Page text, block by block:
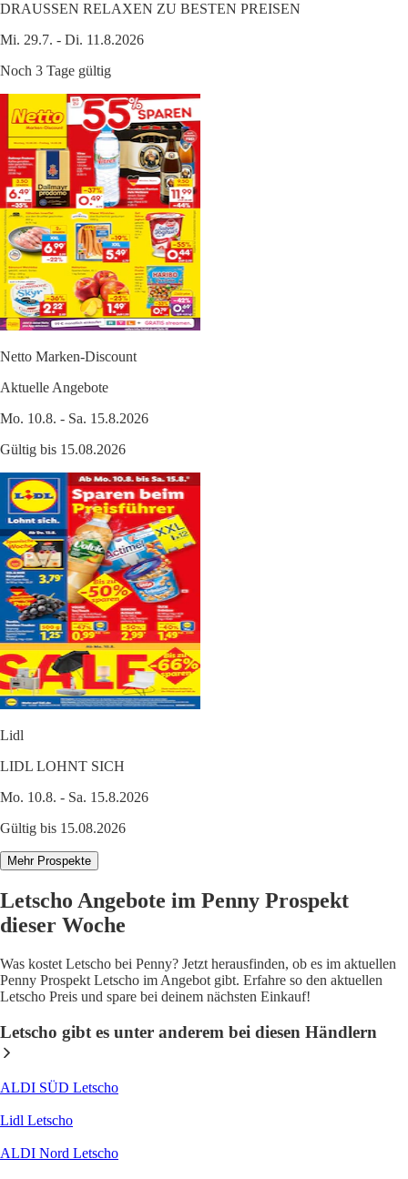
DRAUSSEN RELAXEN ZU BESTEN PREISEN
Mi. 29.7. - Di. 11.8.2026
Noch 3 Tage gültig
Netto Marken-Discount
Aktuelle Angebote
Mo. 10.8. - Sa. 15.8.2026
Gültig bis 15.08.2026
Lidl
LIDL LOHNT SICH
Mo. 10.8. - Sa. 15.8.2026
Gültig bis 15.08.2026
Mehr Prospekte
Letscho Angebote im Penny Prospekt
dieser Woche
Was kostet Letscho bei Penny? Jetzt herausfinden, ob es im aktuellen
Penny Prospekt Letscho im Angebot gibt. Erfahre so den aktuellen
Letscho Preis und spare bei deinem nächsten Einkauf!
Letscho gibt es unter anderem bei diesen Händlern
ALDI SÜD Letscho
Lidl Letscho
ALDI Nord Letscho